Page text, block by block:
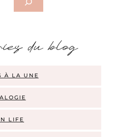
du blog
À LA UNE
LIFE